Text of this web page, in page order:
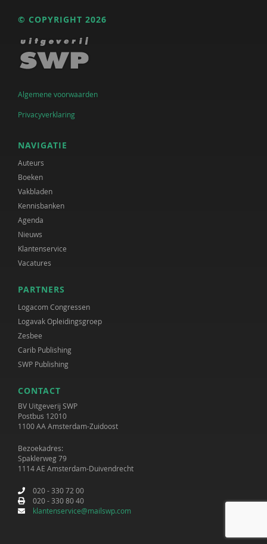
© COPYRIGHT 2026
Algemene voorwaarden
Privacyverklaring
NAVIGATIE
Auteurs
Boeken
Vakbladen
Kennisbanken
Agenda
Nieuws
Klantenservice
Vacatures
PARTNERS
Logacom Congressen
Logavak Opleidingsgroep
Zesbee
Carib Publishing
SWP Publishing
CONTACT
BV Uitgeverij SWP
Postbus 12010
1100 AA Amsterdam-Zuidoost
Bezoekadres:
Spaklerweg 79
1114 AE Amsterdam-Duivendrecht
020 - 330 72 00
020 - 330 80 40
klantenservice@mailswp.com